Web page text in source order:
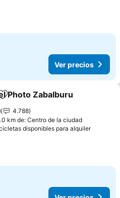
Ver precios
Agregar a favoritos
Photo Zabalburu
4.788
km de: Centro de la ciudad
disponibles para alquilerVer